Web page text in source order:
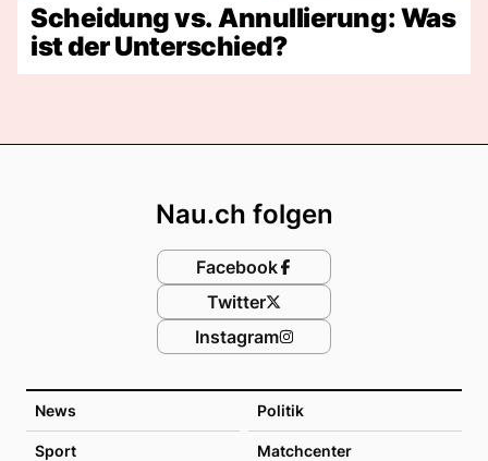
Scheidung vs. Annullierung: Was
ist der Unterschied?
News Politik
Sport Matchcenter
Nau.ch folgen
Facebook
Twitter
Instagram